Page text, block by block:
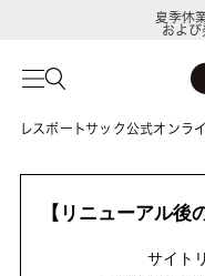
夏季休
およ
レスポートサック公式オンラ
【リニューアル後
サイト